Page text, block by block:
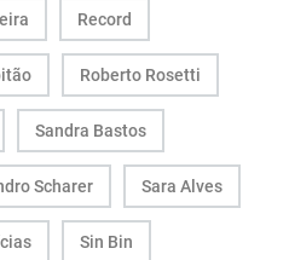
Record
Roberto Rosetti
Sandra Bastos
Scharer Sara Alves
Sin Bin